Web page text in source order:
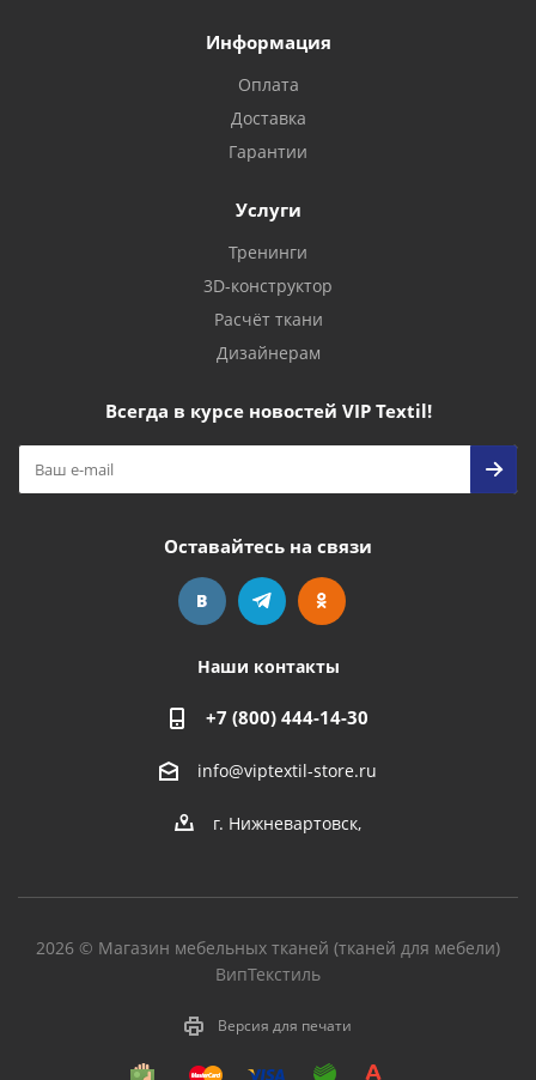
Информация
Оплата
Доставка
Гарантии
Услуги
Тренинги
3D-конструктор
Расчёт ткани
Дизайнерам
Всегда в курсе новостей VIP Textil!
Оставайтесь на связи
Наши контакты
+7 (800) 444-14-30
info@viptextil-store.ru
г. Нижневартовск,
2026 © Магазин мебельных тканей (тканей для мебели)
ВипТекстиль
Версия для печати